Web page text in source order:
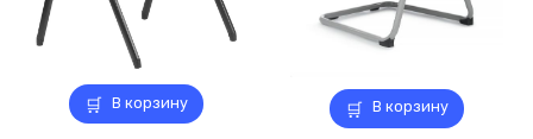
В корзину В корзину